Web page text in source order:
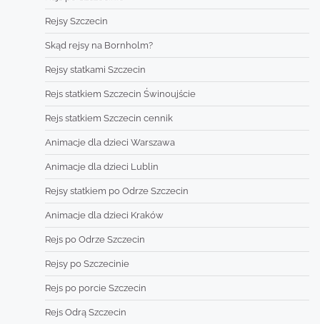
Rejsy Szczecin
Skąd rejsy na Bornholm?
Rejsy statkami Szczecin
Rejs statkiem Szczecin Świnoujście
Rejs statkiem Szczecin cennik
Animacje dla dzieci Warszawa
Animacje dla dzieci Lublin
Rejsy statkiem po Odrze Szczecin
Animacje dla dzieci Kraków
Rejs po Odrze Szczecin
Rejsy po Szczecinie
Rejs po porcie Szczecin
Rejs Odrą Szczecin